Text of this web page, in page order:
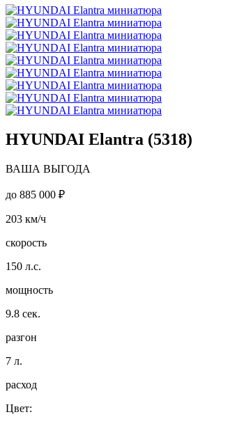
HYUNDAI Elantra (5318)
ВАША ВЫГОДА
до 885 000 ₽
203 км/ч
скорость
150 л.с.
мощность
9.8 сек.
разгон
7 л.
расход
Цвет: